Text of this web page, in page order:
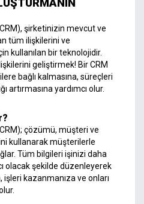
şirketinizin mevcut ve
tüm ilişkilerini ve
kullanılan bir teknolojidir.
geliştirmek! Bir CRM
bağlı kalmasına, süreçleri
artırmasına yardımcı olur.
çözümü, müşteri ve
kullanarak müşterilerle
Tüm bilgileri işinizi daha
olacak şekilde düzenleyerek
kazanmanıza ve onları